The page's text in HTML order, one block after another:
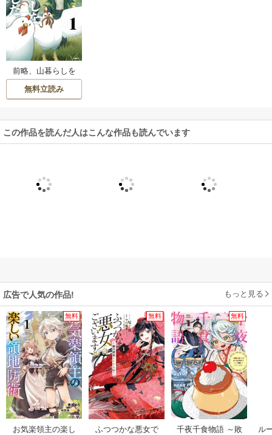
前略、山暮らしを
始めました。
無料立読み
この作品を読んだ人はこんな作品も読んでいます
広告で人気の作品! もっと見る
無料
お気楽領主の楽し
無料
ふつつかな悪女で
無料
千夜千食物語 ～敗
ル